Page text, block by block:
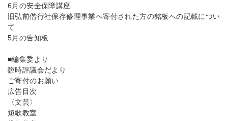
6月の安全保障講座
旧弘前偕行社保存修理事業へ寄付された方の銘板への記載につい
て
5月の告知板
■編集委より
臨時評議会だより
ご寄付のお願い
広告目次
〈文芸〉
短歌教室